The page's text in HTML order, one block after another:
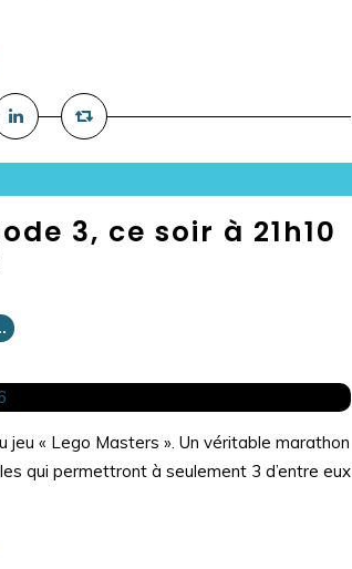
3, ce soir à 21h10
« Lego Masters ». Un véritable marathon
qui permettront à seulement 3 d’entre eux